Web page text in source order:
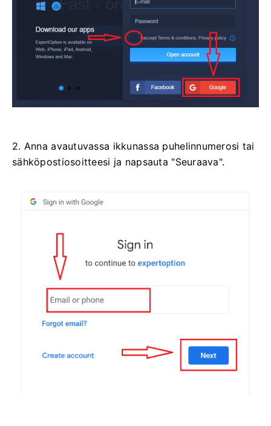
2. Anna avautuvassa ikkunassa puhelinnumerosi tai
sähköpostiosoitteesi ja napsauta "Seuraava".